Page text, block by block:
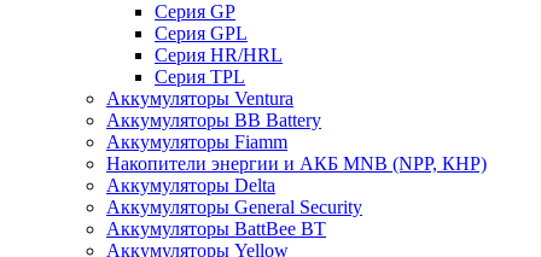
Cерия GP
Серия GPL
Серия HR/HRL
Серия TPL
Аккумуляторы Ventura
Аккумуляторы BB Battery
Аккумуляторы Fiamm
Накопители энергии и АКБ MNB (NPP, КНР)
Аккумуляторы Delta
Аккумуляторы General Security
Аккумуляторы BattBee BT
Аккумуляторы Yellow